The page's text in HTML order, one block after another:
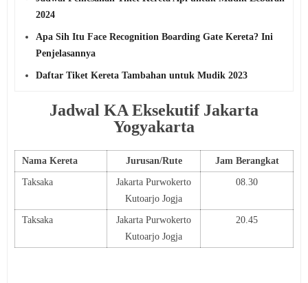
2024
Apa Sih Itu Face Recognition Boarding Gate Kereta? Ini
Penjelasannya
Daftar Tiket Kereta Tambahan untuk Mudik 2023
Jadwal KA Eksekutif Jakarta
Yogyakarta
Nama Kereta Jurusan/Rute Jam Berangkat
Taksaka
Jakarta Purwokerto
Kutoarjo Jogja
08.30
Taksaka
Jakarta Purwokerto
Kutoarjo Jogja
20.45